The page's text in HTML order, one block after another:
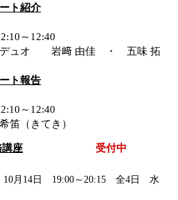
ト紹介
～12:40
ーデュオ 岩﨑 由佳 ・ 五味 拓
ト報告
～12:40
笛（きてき）
講座 受付中
10月14日 19:00～20:15 全4日 水